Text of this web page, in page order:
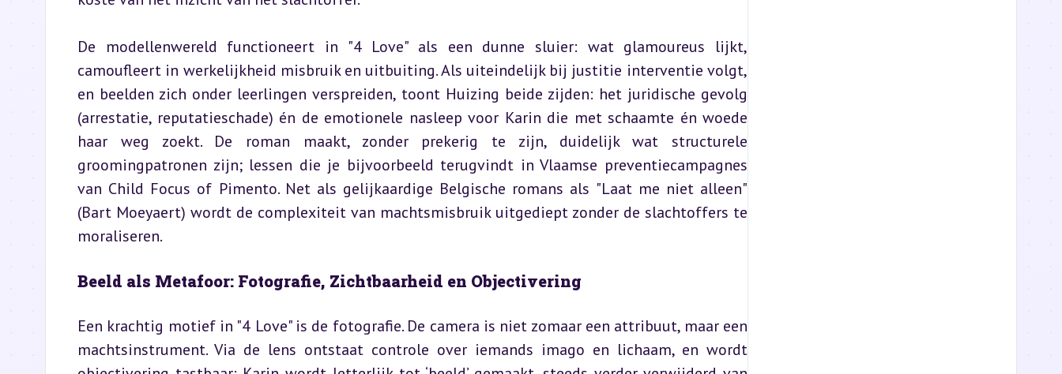
De modellenwereld functioneert in "4 Love" als een dunne sluier: wat glamoureus lijkt,
camoufleert in werkelijkheid misbruik en uitbuiting. Als uiteindelijk bij justitie interventie volgt,
en beelden zich onder leerlingen verspreiden, toont Huizing beide zijden: het juridische gevolg
(arrestatie, reputatieschade) én de emotionele nasleep voor Karin die met schaamte én woede
haar weg zoekt. De roman maakt, zonder prekerig te zijn, duidelijk wat structurele
groomingpatronen zijn; lessen die je bijvoorbeeld terugvindt in Vlaamse preventiecampagnes
van Child Focus of Pimento. Net als gelijkaardige Belgische romans als "Laat me niet alleen"
(Bart Moeyaert) wordt de complexiteit van machtsmisbruik uitgediept zonder de slachtoffers te
moraliseren.
Beeld als Metafoor: Fotografie, Zichtbaarheid en Objectivering
Een krachtig motief in "4 Love" is de fotografie. De camera is niet zomaar een attribuut, maar een
machtsinstrument. Via de lens ontstaat controle over iemands imago en lichaam, en wordt